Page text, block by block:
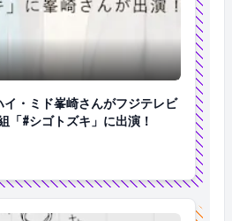
ハイ・ミド峯崎さんがフジテレビ
・ミド峯崎さんがフジテレビ
「#シゴトズキ」に出演！